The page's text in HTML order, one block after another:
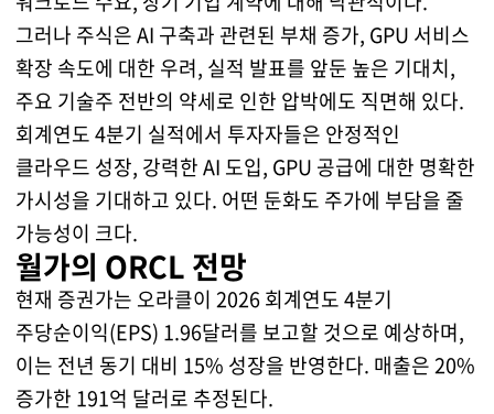
그러나 주식은 AI 구축과 관련된 부채 증가, GPU 서비스
확장 속도에 대한 우려, 실적 발표를 앞둔 높은 기대치,
주요 기술주 전반의 약세로 인한 압박에도 직면해 있다.
회계연도 4분기 실적에서 투자자들은 안정적인
클라우드 성장, 강력한 AI 도입, GPU 공급에 대한 명확한
가시성을 기대하고 있다. 어떤 둔화도 주가에 부담을 줄
가능성이 크다.
월가의 ORCL 전망
현재 증권가는 오라클이 2026 회계연도 4분기
주당순이익(EPS) 1.96달러를 보고할 것으로 예상하며,
이는 전년 동기 대비 15% 성장을 반영한다. 매출은 20%
증가한 191억 달러로 추정된다.